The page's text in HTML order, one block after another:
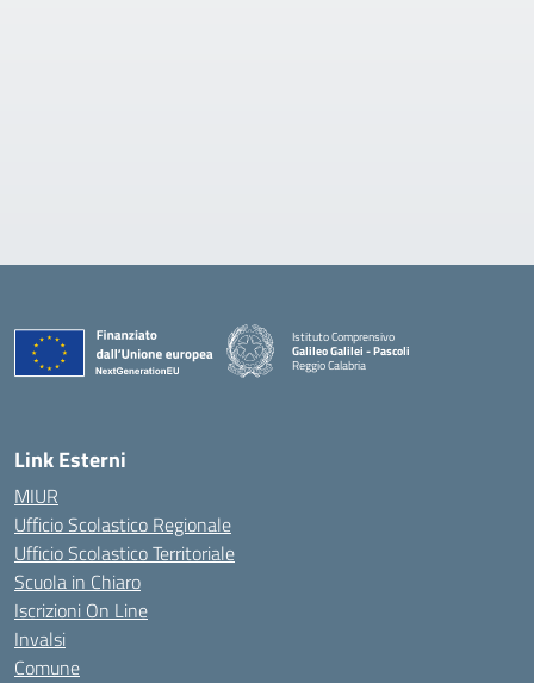
Istituto Comprensivo
Galileo Galilei - Pascoli
Reggio Calabria
Link Esterni
MIUR
Ufficio Scolastico Regionale
Ufficio Scolastico Territoriale
Scuola in Chiaro
Iscrizioni On Line
Invalsi
Comune